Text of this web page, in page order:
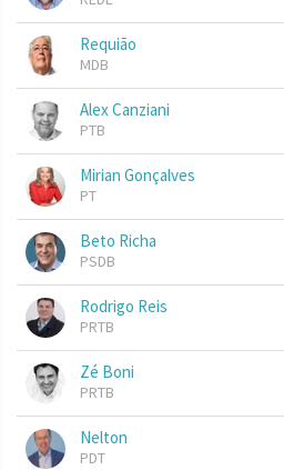
Requião
MDB
Alex Canziani
PTB
Mirian Gonçalves
PT
Beto Richa
PSDB
Rodrigo Reis
PRTB
Zé Boni
PRTB
Nelton
PDT